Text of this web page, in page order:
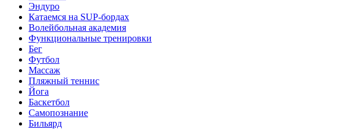
Эндуро
Катаемся на SUP-бордах
Волейбольная академия
Функциональные тренировки
Бег
Футбол
Массаж
Пляжный теннис
Йога
Баскетбол
Самопознание
Бильярд